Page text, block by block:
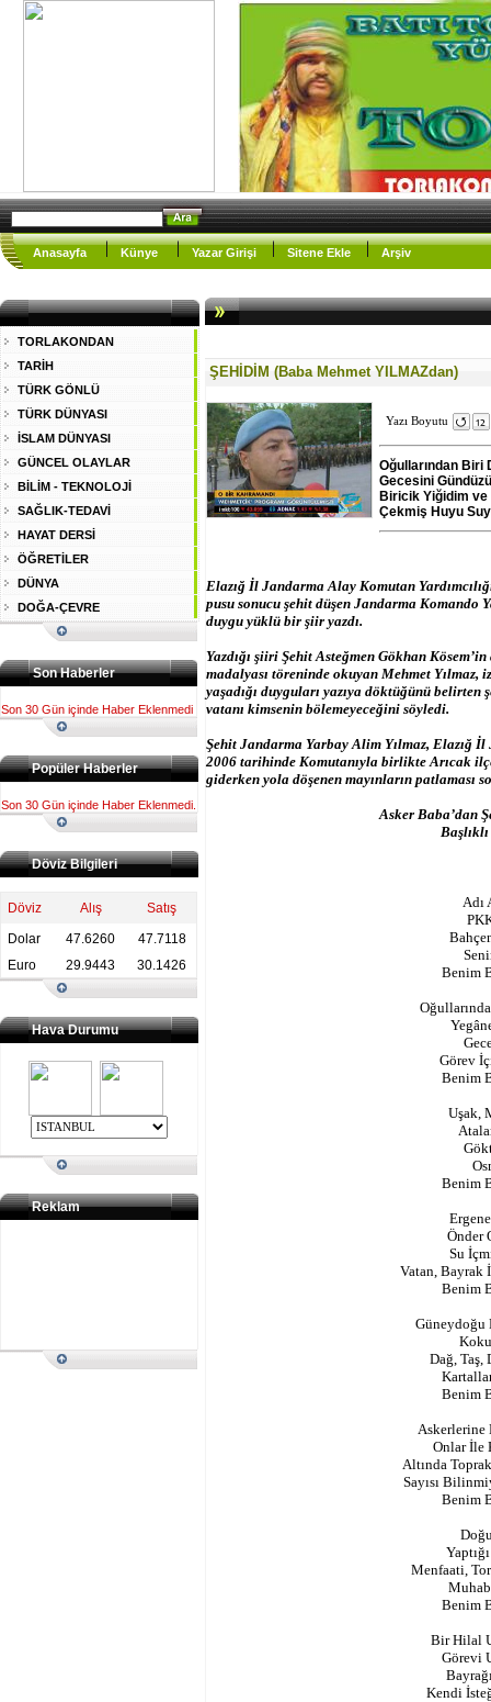
Anasayfa Künye Yazar Girişi Sitene Ekle Arşiv
ŞEHİDİM (Baba Mehmet YILMAZdan)
Yazı Boyutu
Oğullarından Biri
Gecesini
Biricik Yiğidim
Çekmiş Huyu
Elazığ İl Jandarma Alay Komutan
pusu sonucu şehit düşen Jandarma Komando
duygu yüklü bir şiir yazdı.
Yazdığı şiiri Şehit Asteğmen Gökhan
madalyası töreninde okuyan Mehmet Yılmaz,
yaşadığı duyguları yazıya döktüğünü
vatanı kimsenin bölemeyeceğini söyledi.
Şehit Jandarma Yarbay Alim Yılmaz, Elazığ İl
2006 tarihinde Komutanıyla birlikte Arıcak
giderken yola döşenen mayınların patlaması
Asker Baba’dan
Adı
Benim
Görev
Benim
Uşak,
Benim
Önder
Su
Vatan, Bayrak
Benim
Güneydoğu
Dağ, Taş,
Benim
Askerlerine
Onlar İle
Altında
Sayısı
Benim
Menfaati,
Benim
Bir Hilal
Görevi
Kendi
TORLAKONDAN
TARİH
TÜRK GÖNLÜ
TÜRK DÜNYASI
İSLAM DÜNYASI
GÜNCEL OLAYLAR
BİLİM - TEKNOLOJİ
SAĞLIK-TEDAVİ
HAYAT DERSİ
ÖĞRETİLER
DÜNYA
DOĞA-ÇEVRE
Son Haberler
Son 30 Gün içinde Haber Eklenmedi
Popüler Haberler
Son 30 Gün içinde Haber Eklenmedi.
Döviz Bilgileri
Döviz Alış
Satış
Dolar
47.6260
47.7118
Euro
29.9443 30.1426
Hava Durumu
Reklam